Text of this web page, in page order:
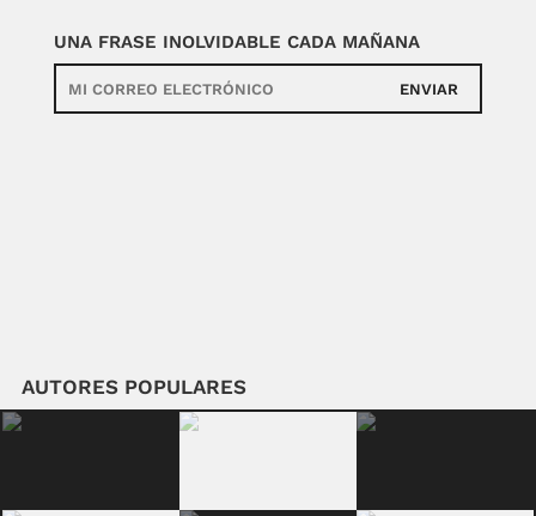
UNA FRASE INOLVIDABLE CADA MAÑANA
ENVIAR
AUTORES POPULARES